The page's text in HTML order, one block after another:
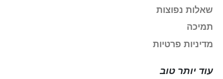
שאלות נפוצות
תמיכה
מדיניות פרטיות
עוד יותר טוב